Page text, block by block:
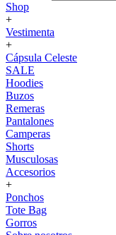
Shop
+
Vestimenta
+
Cápsula Celeste
SALE
Hoodies
Buzos
Remeras
Pantalones
Camperas
Shorts
Musculosas
Accesorios
+
Ponchos
Tote Bag
Gorros